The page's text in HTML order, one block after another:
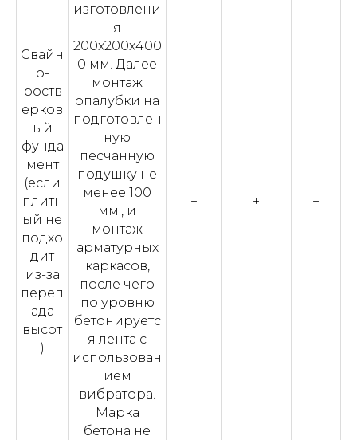
Свайн
о-
роств
ерков
ый
фунда
мент
(если
плитн
ый не
подхо
дит
из-за
переп
ада
высот
)
изготовлени
я
200х200х400
0 мм. Далее
монтаж
опалубки на
подготовлен
ную
песчанную
подушку не
менее 100
мм., и
монтаж
арматурных
каркасов,
после чего
по уровню
бетонируетс
я лента с
использован
ием
вибратора.
Марка
бетона не
+ + +